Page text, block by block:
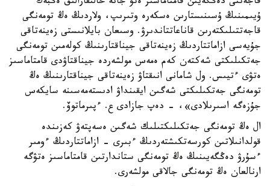
ۇيىمىنىڭ ۇسىنىستارىن ەسكەرە وتىرىپ، ولاردىڭ ەڭ تومەنگى
قاجەتتىلىكتەرىن قاناعاتتاندىرۋ. وسىعان بايلانىستى زەينەتاقى
جۇيەسى ازاماتتاردىڭ زەينەتاقى جيناقتارىنىڭ كولەمىن تومەنگى
جەتكىلىكتى شەكتەن كەم ەمەس مولشەردە جيناقتاۋدى قامتاماسىز
ەتۋى ءتيىس. ول شامانى انىقتاۋ زەينەتاقى جيناقتارىنىڭ ەڭ
تومەنگى جەتكىلىكتى شەگىن ايقىنداۋ ادىستەمەسىنە سايكەس
جۇزەگە اسىرىلادى»، - دەپ جازادى ع. ءپىرماتوۆ.
ال ەڭ تومەنگى جەتكىلىكتىلىك شەگىن ەسەپتەۋ كەزىندە
قولدانىلاتىن كورسەتكىشتەردىڭ ءبىرى - ازاماتتاردىڭ ءومىر
ءسۇرۋ دەڭگەيىنىڭ ەڭ تومەنگى ستاندارتىن قامتاماسىز ەتۋگە
ارنالعان ەڭ تومەنگى جالاقى مولشەرى.